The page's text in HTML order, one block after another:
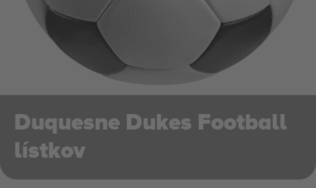
Duquesne Dukes Football
lístkov